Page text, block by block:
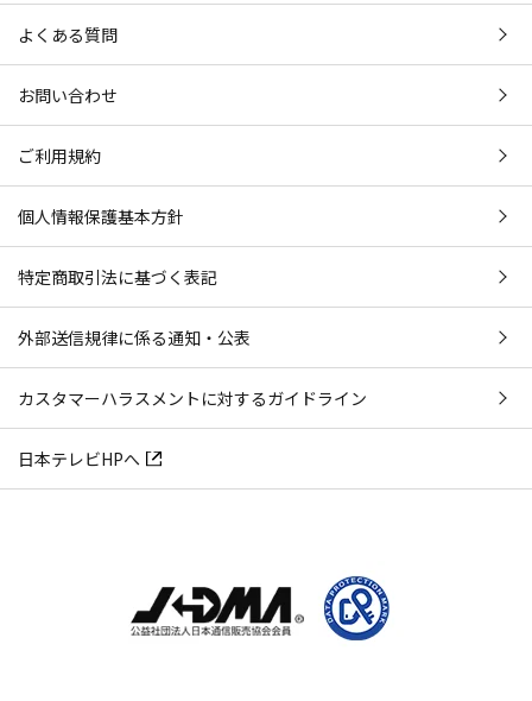
よくある質問
お問い合わせ
ご利用規約
個人情報保護基本方針
特定商取引法に基づく表記
外部送信規律に係る通知・公表
カスタマーハラスメントに対するガイドライン
日本テレビHPへ